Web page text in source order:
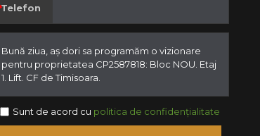
Telefon
Sunt de acord cu politica de confidențialitate